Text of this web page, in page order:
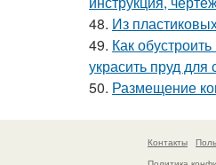
48. Из
49. Как
украсить пруд для
50. Размещение
Контакты